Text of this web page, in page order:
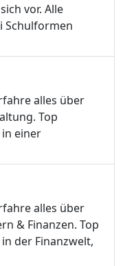
vor. Alle
Schulformen
alles über
Top
einer
alles über
& Finanzen. Top
der Finanzwelt,